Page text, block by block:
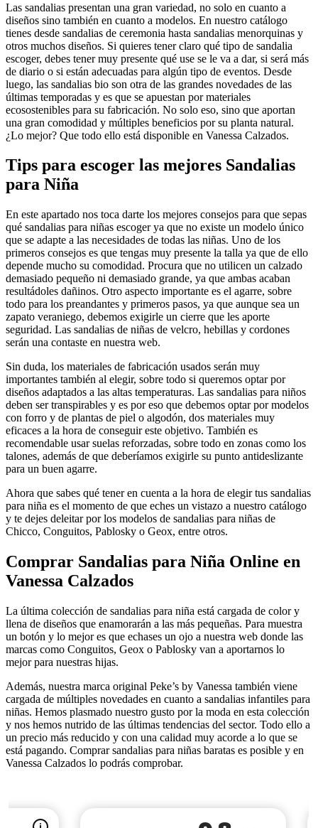
Las sandalias presentan una gran variedad, no solo en cuanto a
diseños sino también en cuanto a modelos. En nuestro catálogo
tienes desde sandalias de ceremonia hasta sandalias menorquinas y
otros muchos diseños. Si quieres tener claro qué tipo de sandalia
escoger, debes tener muy presente qué use se le va a dar, si será más
de diario o si están adecuadas para algún tipo de eventos. Desde
luego, las sandalias bio son otra de las grandes novedades de las
últimas temporadas y es que se apuestan por materiales
ecosostenibles para su fabricación. No solo eso, sino que aportan
una gran comodidad y múltiples beneficios por su planta natural.
¿Lo mejor? Que todo ello está disponible en Vanessa Calzados.
Tips para escoger las mejores Sandalias
para Niña
En este apartado nos toca darte los mejores consejos para que sepas
qué sandalias para niñas escoger ya que no existe un modelo único
que se adapte a las necesidades de todas las niñas. Uno de los
primeros consejos es que tengas muy presente la talla ya que de ello
depende mucho su comodidad. Procura que no utilicen un calzado
demasiado pequeño ni demasiado grande, ya que ambas acaban
resultádoles dañinos. Otro aspecto importante es el agarre, sobre
todo para los preandantes y primeros pasos, ya que aunque sea un
zapato veraniego, debemos exigirle un cierre que les aporte
seguridad. Las sandalias de niñas de velcro, hebillas y cordones
serán una contaste en nuestra web.
Sin duda, los materiales de fabricación usados serán muy
importantes también al elegir, sobre todo si queremos optar por
diseños adaptados a las altas temperaturas. Las sandalias para niños
deben ser transpirables y es por eso que debemos optar por modelos
con forro y de plantas de piel o algodón, dos materiales muy
eficaces a la hora de conseguir este objetivo. También es
recomendable usar suelas reforzadas, sobre todo en zonas como los
talones, además de que deberíamos exigirle su punto antideslizante
para un buen agarre.
Ahora que sabes qué tener en cuenta a la hora de elegir tus sandalias
para niña es el momento de que eches un vistazo a nuestro catálogo
y te dejes deleitar por los modelos de sandalias para niñas de
Chicco, Conguitos, Pablosky o Geox, entre otros.
Comprar Sandalias para Niña Online en
Vanessa Calzados
La última colección de sandalias para niña está cargada de color y
llena de diseños que enamorarán a las más pequeñas. Para muestra
un botón y lo mejor es que echases un ojo a nuestra web donde las
marcas como Conguitos, Geox o Pablosky van a aportarnos lo
mejor para nuestras hijas.
Además, nuestra marca original Peke’s by Vanessa también viene
cargada de múltiples novedades en cuanto a sandalias infantiles para
niñas. Hemos plasmado nuestro gusto por la moda en esta colección
y nos hemos nutrido de las últimas tendencias del sector. Todo ello a
un precio más reducido y con una calidad muy acorde a lo que se
está pagando. Comprar sandalias para niñas baratas es posible y en
Vanessa Calzados lo podrás comprobar.